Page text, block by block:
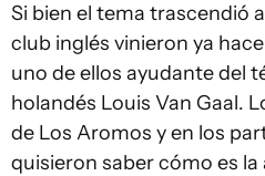
Si bien el tema trascendió
club inglés vinieron ya
uno de ellos ayudante del
holandés Louis Van Gaal.
de Los Aromos y en los
quisieron saber cómo es